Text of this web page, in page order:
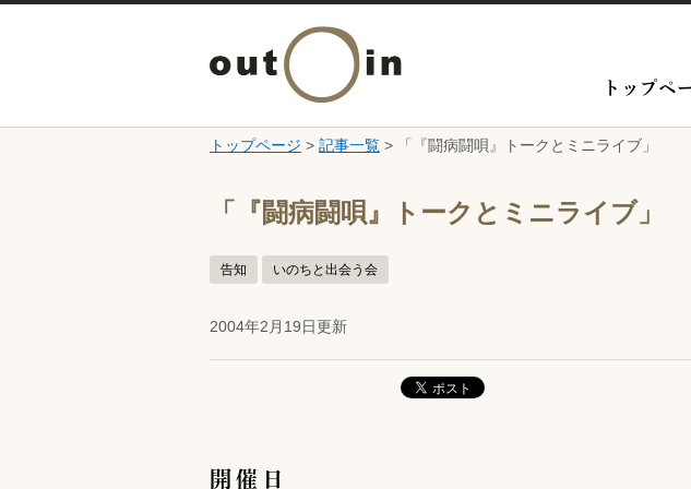
トップペ
トップページ > 記事一覧 > 「『闘病闘唄』トークとミニライブ」
「『闘病闘唄』トークとミニライブ」
告知 いのちと出会う会
2004年2月19日更新
開催日